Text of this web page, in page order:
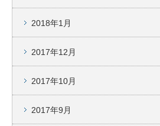
2018年1月
2017年12月
2017年10月
2017年9月